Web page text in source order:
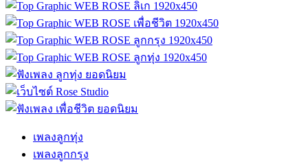
เพลงลูกทุ่ง
เพลงลูกกรุง